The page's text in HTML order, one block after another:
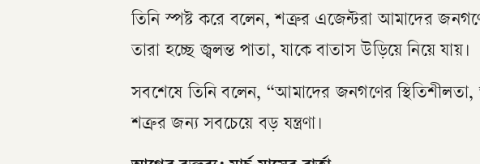
তিনি স্পষ্ট করে বলেন, শত্রুর এজেন্টরা আমাদের
তারা হচ্ছে জ্বলন্ত পাতা, যাকে বাতাস উড়িয়ে নিয়ে যায়।
সবশেষে তিনি বলেন, “আমাদের জনগণের
শত্রুর জন্য সবচেয়ে বড় যন্ত্রণা।